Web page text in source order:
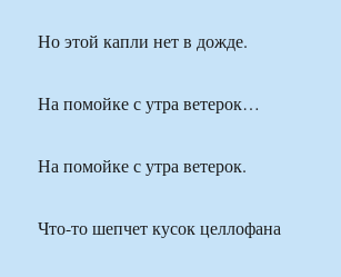
Но этой капли нет в дожде.
На помойке с утра ветерок…
На помойке с утра ветерок.
Что-то шепчет кусок целлофана